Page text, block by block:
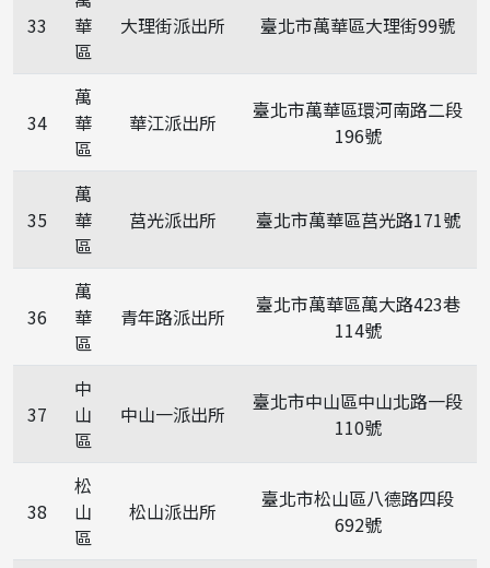
33
華
區
大理街派出所 臺北市萬華區大理街99號
34
萬
華
區
華江派出所
臺北市萬華區環河南路二段
196號
35
萬
華
區
莒光派出所 臺北市萬華區莒光路171號
36
萬
華
區
青年路派出所
臺北市萬華區萬大路423巷
114號
37
中
山
區
中山一派出所
臺北市中山區中山北路一段
110號
38
松
山
區
松山派出所
臺北市松山區八德路四段
692號